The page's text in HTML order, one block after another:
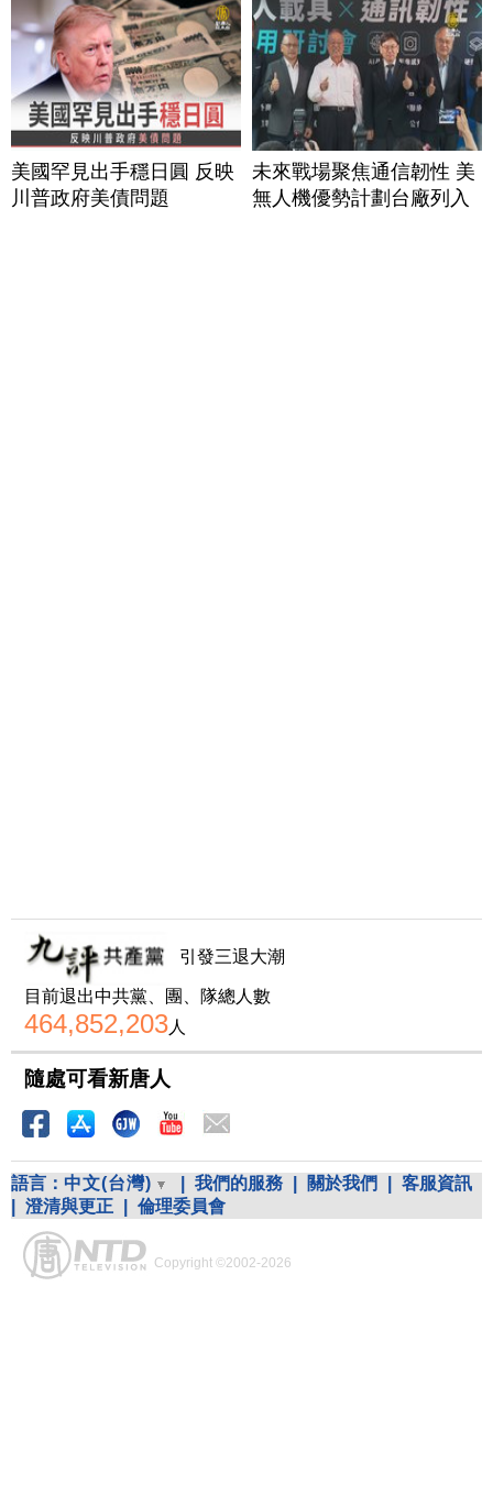
美國罕見出手穩日圓 反映
川普政府美債問題
未來戰場聚焦通信韌性 美
無人機優勢計劃台廠列入
引發三退大潮
目前退出中共黨、團、隊總人數
464,852,203人
隨處可看新唐人
語言： 中文(台灣) 我們的服務 關於我們
客服資訊
澄清與更正 倫理委員會
Copyright ©2002-2026